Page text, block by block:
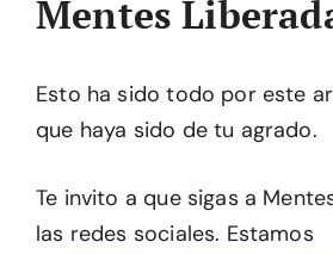
Mentes
Esto ha sido todo por este
que haya sido de tu agrado.
Te invito a que sigas a
las redes sociales. Estamos